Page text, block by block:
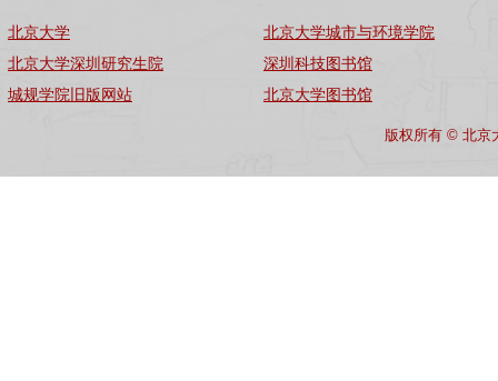
北京大学
北京大学深圳研究生院
城规学院旧版网站
北京大学城市与环境学院
深圳科技图书馆
北京大学图书馆
版权所有 © 北